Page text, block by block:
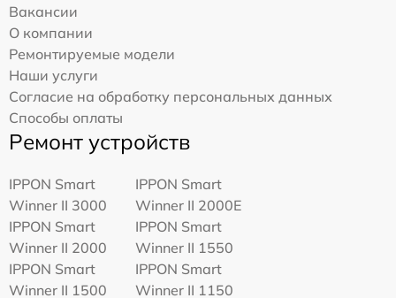
Вакансии
О компании
Ремонтируемые модели
Наши услуги
Согласие на обработку персональных данных
Способы оплаты
Ремонт устройств
IPPON Smart
Winner II 3000
IPPON Smart
Winner II 2000E
IPPON Smart
Winner II 2000
IPPON Smart
Winner II 1550
IPPON Smart
Winner II 1500
IPPON Smart
Winner II 1150